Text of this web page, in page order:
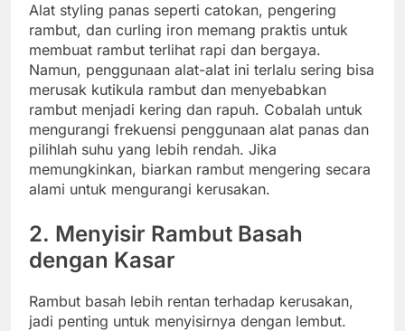
Alat styling panas seperti catokan, pengering
rambut, dan curling iron memang praktis untuk
membuat rambut terlihat rapi dan bergaya.
Namun, penggunaan alat-alat ini terlalu sering bisa
merusak kutikula rambut dan menyebabkan
rambut menjadi kering dan rapuh. Cobalah untuk
mengurangi frekuensi penggunaan alat panas dan
pilihlah suhu yang lebih rendah. Jika
memungkinkan, biarkan rambut mengering secara
alami untuk mengurangi kerusakan.
2. Menyisir Rambut Basah
dengan Kasar
Rambut basah lebih rentan terhadap kerusakan,
jadi penting untuk menyisirnya dengan lembut.